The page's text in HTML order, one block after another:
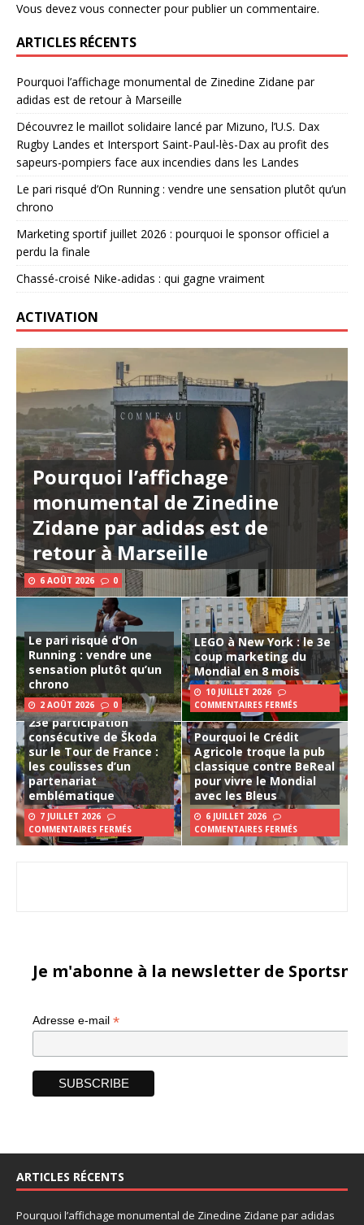
Vous devez vous connecterpour publier un commentaire.
ARTICLES RÉCENTS
Pourquoi l’affichage monumental de Zinedine Zidane par
adidas est de retour à Marseille
Découvrez le maillot solidaire lancé par Mizuno, l’U.S. Dax
Rugby Landes et Intersport Saint-Paul-lès-Dax au profit des
sapeurs-pompiers face aux incendies dans les Landes
Le pari risqué d’On Running : vendre une sensation plutôt qu’un
chrono
Marketing sportif juillet 2026 : pourquoi le sponsor officiel a
perdu la finale
Chassé-croisé Nike-adidas : qui gagne vraiment
ACTIVATION
Pourquoi l’affichage
monumental de Zinedine
Zidane par adidas est de
retour à Marseille
6 AOÛT 2026 0
Le pari risqué d’On
Running : vendre une
sensation plutôt qu’un
chrono
2 AOÛT 2026 0
LEGO à New York : le 3e
coup marketing du
Mondial en 8 mois
10 JUILLET 2026
COMMENTAIRES FERMÉS
23e participation
consécutive de Škoda
sur le Tour de France :
les coulisses d’un
partenariat
emblématique
7 JUILLET 2026
COMMENTAIRES FERMÉS
Pourquoi le Crédit
Agricole troque la pub
classique contre BeReal
pour vivre le Mondial
avec les Bleus
6 JUILLET 2026
COMMENTAIRES FERMÉS
Je m'abonne à la newsletter de
Adresse e-mail *
ARTICLES RÉCENTS
Pourquoi l’affichage monumental de Zinedine Zidane par adidas